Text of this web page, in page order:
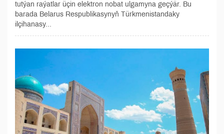
tutýan raýatlar üçin elektron nobat ulgamyna geçýär. Bu
barada Belarus Respublikasynyň Türkmenistandaky
ilçihanasy...